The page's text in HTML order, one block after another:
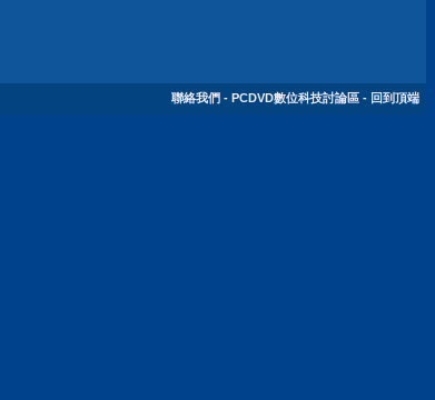
聯絡我們 - PCDVD數位科技討論區 - 回到頂端